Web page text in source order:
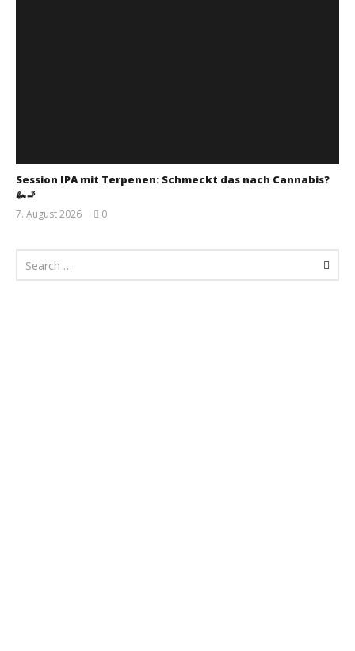
Session IPA mit Terpenen: Schmeckt das nach Cannabis?
🦗🚬
7. August 2026
0